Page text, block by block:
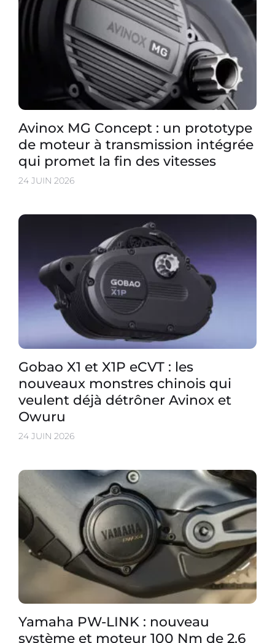
Avinox MG Concept : un prototype
de moteur à transmission intégrée
qui promet la fin des vitesses
24 JUIN 2026
Gobao X1 et X1P eCVT : les
nouveaux monstres chinois qui
veulent déjà détrôner Avinox et
Owuru
24 JUIN 2026
Yamaha PW-LINK : nouveau
système et moteur 100 Nm de 2,6